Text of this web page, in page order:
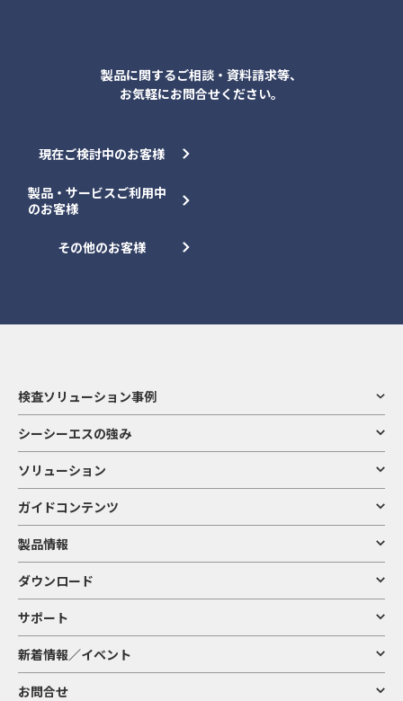
製品に関するご相談・資料請求等、
お気軽にお問合せください。
現在ご検討中のお客様
製品・サービスご利用中
のお客様
その他のお客様
検査ソリューション事例
シーシーエスの強み
ソリューション
ガイドコンテンツ
製品情報
ダウンロード
サポート
新着情報／イベント
お問合せ